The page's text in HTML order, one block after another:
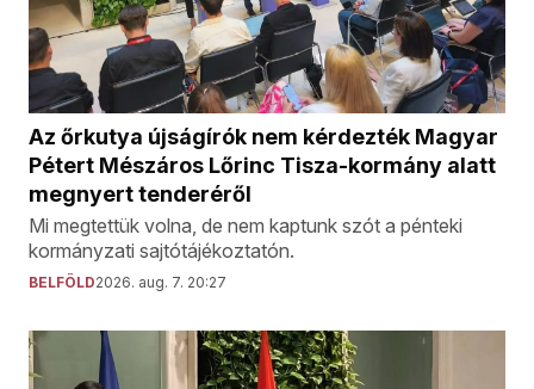
Az őrkutya újságírók nem kérdezték Magyar
Pétert Mészáros Lőrinc Tisza-kormány alatt
megnyert tenderéről
Mi megtettük volna, de nem kaptunk szót a pénteki
kormányzati sajtótájékoztatón.
BELFÖLD2026. aug. 7. 20:27